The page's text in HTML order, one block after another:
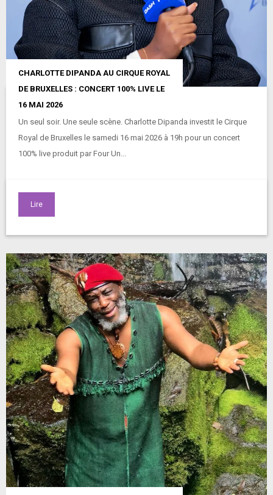
CHARLOTTE DIPANDA AU CIRQUE ROYAL
DE BRUXELLES : CONCERT 100% LIVE LE
16 MAI 2026
Un seul soir. Une seule scène. Charlotte Dipanda investit le Cirque
Royal de Bruxelles le samedi 16 mai 2026 à 19h pour un concert
100% live produit par Four Un...
Lire